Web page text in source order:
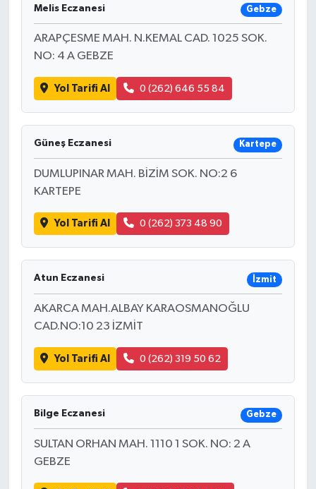
Melis Eczanesi Gebze
ARAPÇESME MAH. N.KEMAL CAD. 1025 SOK.
NO: 4 A GEBZE
Yol Tarifi Al 0 (262) 646 55 84
Güneş Eczanesi Kartepe
DUMLUPINAR MAH. BİZİM SOK. NO:2 6
KARTEPE
Yol Tarifi Al 0 (262) 373 48 90
Atun Eczanesi İzmit
AKARCA MAH.ALBAY KARAOSMANOĞLU
CAD.NO:10 23 İZMİT
Yol Tarifi Al 0 (262) 319 50 62
Bilge Eczanesi Gebze
SULTAN ORHAN MAH. 1110 1 SOK. NO: 2 A
GEBZE